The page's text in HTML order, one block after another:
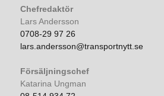
Chefredaktör
Lars Andersson
0708-29 97 26
lars.andersson@transportnytt.se
Försäljningschef
Katarina Ungman